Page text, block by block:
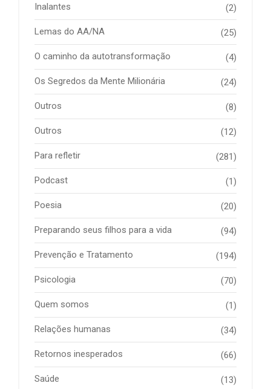
Inalantes (2)
Lemas do AA/NA (25)
O caminho da autotransformação (4)
Os Segredos da Mente Milionária (24)
Outros (8)
Outros (12)
Para refletir (281)
Podcast (1)
Poesia (20)
Preparando seus filhos para a vida (94)
Prevenção e Tratamento (194)
Psicologia (70)
Quem somos (1)
Relações humanas (34)
Retornos inesperados (66)
Saúde (13)